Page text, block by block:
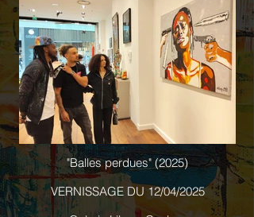
"Balles perdues" (2025)
VERNISSAGE DU 12/04/2025